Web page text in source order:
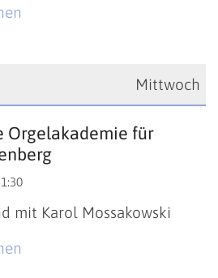
Mittwoch
Orgelakademie für
mit Karol Mossakowski